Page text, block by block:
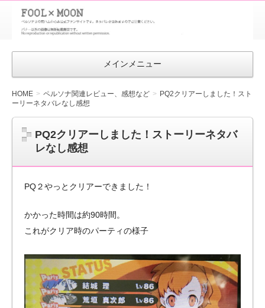
FOOL×MOON
｜ペルソナ
3 荒ハム中
メインメニュー
HOME ペルソナ関連レビュー、感想など
PQ2クリアーしました！スト
ーリーネタバレなし感想
PQ2クリアーしました！ストーリーネタバ
レなし感想
PQ２やっとクリアーできました！
かかった時間は約90時間。
これがクリア時のパーティの様子